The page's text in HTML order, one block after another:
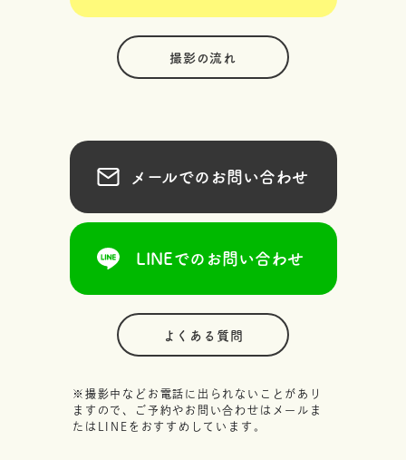
撮影の流れ
メールでのお問い合わせ
LINEでのお問い合わせ
よくある質問
※撮影中などお電話に出られないことがあり
ますので、ご予約やお問い合わせはメールま
たはLINEをおすすめしています。